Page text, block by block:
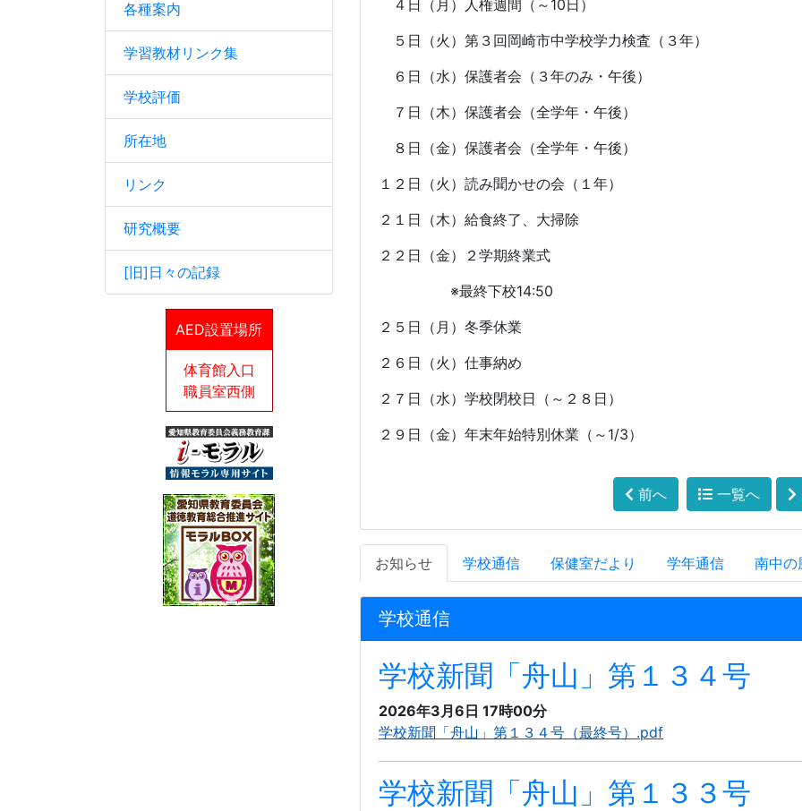
各種案内
学習教材リンク集
学校評価
所在地
リンク
研究概要
[旧]日々の記録
AED設置場所
体育館入口
職員室西側
４日（月）人権週間（～ 10日）
５日（火）第３回岡崎市中学校学力検査（３年）
６日（水）保護者会（３年のみ・午後）
７日（木）保護者会（全学年・午後）
８日（金）保護者会（全学年・午後）
１２日（火）読み聞かせの会（１年）
２１日（木）給食終了、大掃除
２２日（金）２学期終業式
※最終下校14:50
２５日（月）冬季休業
２６日（火）仕事納め
２７日（水）学校閉校日（～２８日）
２９日（金）年末年始特別休業（～ 1/3）
前へ 一覧へ
お知らせ 学校通信 保健室だより 学年通信 南中の
学校通信
学校新聞「舟山」第１３４号
2026年3月6日 17時00分
学校新聞「舟山」第１３４号（最終号）.pdf
学校新聞「舟山」第１３３号